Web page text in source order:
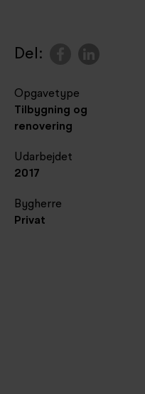
Del:
Opgavetype
Tilbygning og
renovering
Udarbejdet
2017
Bygherre
Privat